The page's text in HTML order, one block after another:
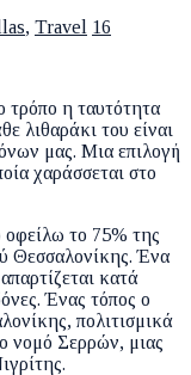
, Travel 16
τρόπο η ταυτότητα
λιθαράκι του είναι
μας. Μια επιλογή
χαράσσεται στο
οφείλω το 75% της
Θεσσαλονίκης. Ένα
κατά
Ένας τόπος ο
πολιτισμικά
νομό Σερρών, μιας